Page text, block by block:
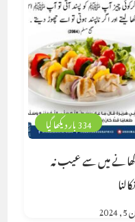
334 بار دیکھا گیا
میں سے عیب نہ
نکالنا